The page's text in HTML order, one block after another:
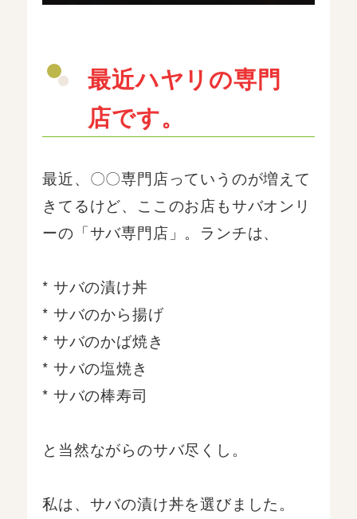
最近ハヤリの専門
店です。
最近、〇〇専門店っていうのが増えて
きてるけど、ここのお店もサバオンリ
ーの「サバ専門店」。ランチは、
* サバの漬け丼
* サバのから揚げ
* サバのかば焼き
* サバの塩焼き
* サバの棒寿司
と当然ながらのサバ尽くし。
私は、サバの漬け丼を選びました。